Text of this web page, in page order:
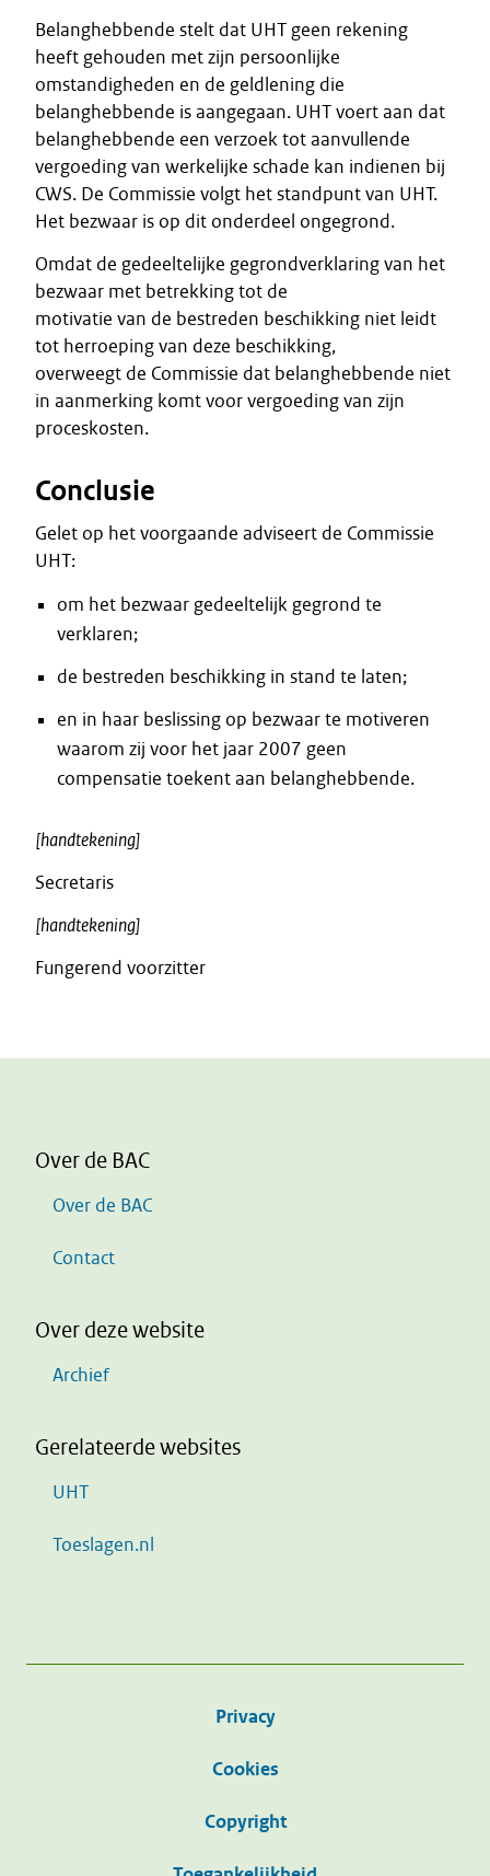
Belanghebbende stelt dat UHT geen rekening
heeft gehouden met zijn persoonlijke
omstandigheden en de geldlening die
belanghebbende is aangegaan. UHT voert aan dat
belanghebbende een verzoek tot aanvullende
vergoeding van werkelijke schade kan indienen bij
CWS. De Commissie volgt het standpunt van UHT.
Het bezwaar is op dit onderdeel ongegrond.
Omdat de gedeeltelijke gegrondverklaring van het
bezwaar met betrekking tot de
motivatie van de bestreden beschikking niet leidt
tot herroeping van deze beschikking,
overweegt de Commissie dat belanghebbende niet
in aanmerking komt voor vergoeding van zijn
proceskosten.
Conclusie
Gelet op het voorgaande adviseert de Commissie
UHT:
om het bezwaar gedeeltelijk gegrond te
verklaren;
de bestreden beschikking in stand te laten;
en in haar beslissing op bezwaar te motiveren
waarom zij voor het jaar 2007 geen
compensatie toekent aan belanghebbende.
[handtekening]
Secretaris
[handtekening]
Fungerend voorzitter
Over de BAC
Over de BAC
Contact
Over deze website
Archief
Gerelateerde websites
UHT
Toeslagen.nl
Privacy
Cookies
Copyright